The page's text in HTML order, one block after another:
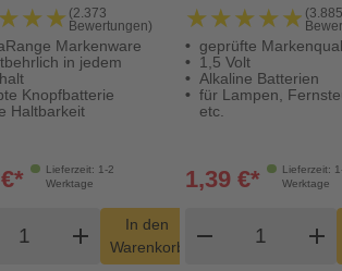
(2.373
Bewertungen)
Markenware
in jedem
Knopfbatterie
Haltbarkeit
Lieferzeit: 1-2
Werktage
Warenkorb Menge
add
In den
Warenkorb
shopping_cart
★★★★★
★★★★★ (3.885
geprüfte
1,5 Volt
Alkaline Batterien
für Lampen,
etc.
Lieferzeit:
Werktage
1,39 €*
remove
Produkt
add